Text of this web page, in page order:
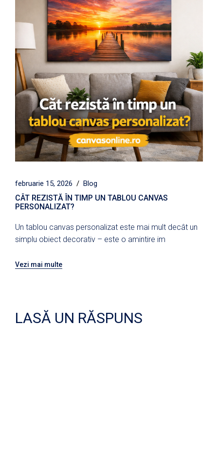
februarie 15, 2026 Blog
CÂT REZISTĂ ÎN TIMP UN TABLOU CANVAS
PERSONALIZAT?
Un tablou canvas personalizat este mai mult decât un
simplu obiect decorativ – este o amintire im
Vezi mai multe
LASĂ UN RĂSPUNS